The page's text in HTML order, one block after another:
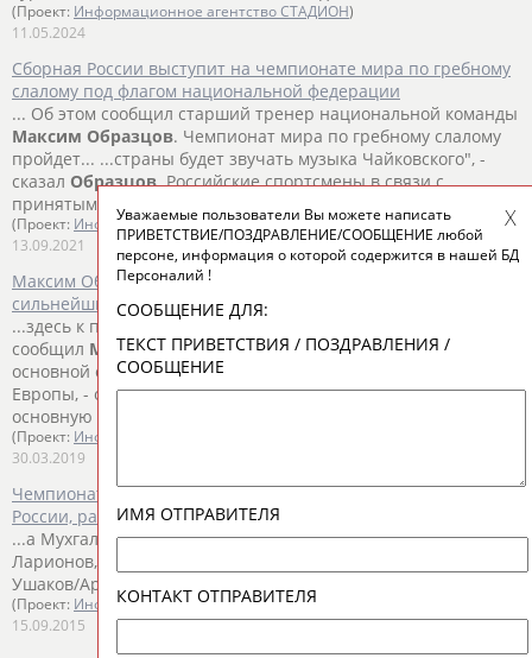
(Проект: Информационное агентство СТАДИОН)
11.05.2024
Сборная России выступит на чемпионате мира по гребному
слалому под флагом национальной федерации
... Об этом сообщил старший тренер национальной команды
Максим Образцов. Чемпионат мира по гребному слалому
пройдет... ...страны будет звучать музыка Чайковского", -
сказал Образцов. Российские спортсмены в связи с
принятыми в...
(Проект: Информационное агентство СТАДИОН)
13.09.2021
Максим Образцов: К отбору в сборную России готовятся все
сильнейшие слаломисты
...здесь к предстоящий состязаниям в полном объеме, -
сообщил Максим Образцов. По словам тренера, отбор в
основной состав... ...который пройдет на чемпионате
Европы, - отметилМаксим Образцов. Напомним, что
основную часть квот на Олимпийские...
(Проект: Информационное агентство СТАДИОН
30.03.2019
Чемпионат мира по гребному слалому-2015. Состав сборной
России, расписание соревнований
...а Мухгалеева Каноэ-двойки - Михаил Кузнецов/Дмитрий
Ларионов, Алексей Суслов/
Ушаков/Артём Ушаков ...
(Проект: Информационное агентство СТАДИОН
15.09.2015
Уважаемые пользователи Вы можете написать
ПРИВЕТСТВИЕ/ПОЗДРАВЛЕНИЕ/СООБЩЕНИЕ любой
персоне, информация о которой содержится в нашей БД
Персоналий !
СООБЩЕНИЕ ДЛЯ:
ТЕКСТ ПРИВЕТСТВИЯ / ПОЗДРАВЛЕНИЯ /
СООБЩЕНИЕ
ИМЯ ОТПРАВИТЕЛЯ
КОНТАКТ ОТПРАВИТЕЛЯ